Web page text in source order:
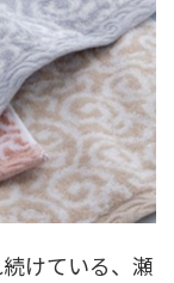
けている、瀬